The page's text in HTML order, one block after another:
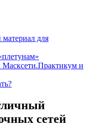
для
Масксети.Практикум и
сетей